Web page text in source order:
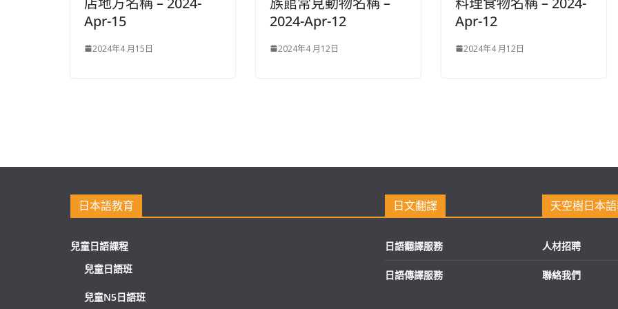
Apr-15
2024年4 月15日
2024-Apr-12
2024年4 月12日
Apr-12
2024年4 月12日
日本語教育
兒童日語課程
兒童日語班
兒童N5日語班
日文翻譯
日語翻譯服務
日語傳譯服務
天空樹日本
人材招聘
聯絡我們